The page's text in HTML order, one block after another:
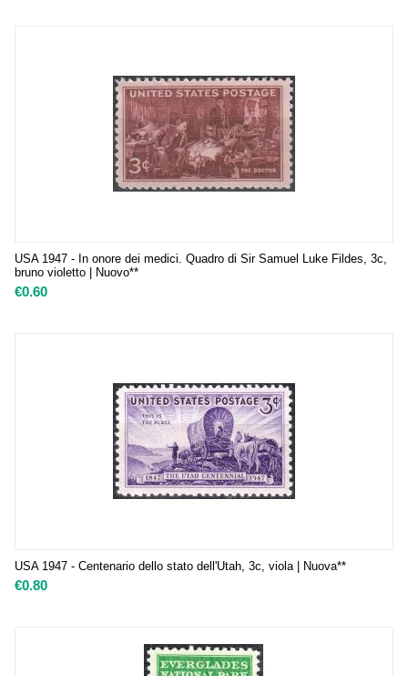
USA 1947 - In onore dei medici. Quadro di Sir Samuel Luke Fildes, 3c,
bruno violetto | Nuovo**
€0.60
USA 1947 - Centenario dello stato dell'Utah, 3c, viola | Nuova**
€0.80